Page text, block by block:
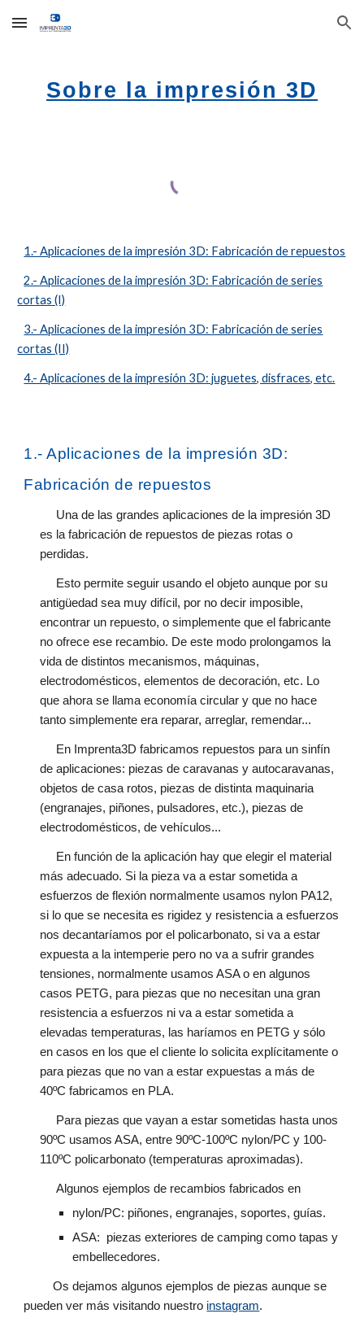
Skip to main content Skip to navigation
Sobre la impresión 3D
1.- Aplicaciones de la impresión 3D: Fabricación de repuestos
2.- Aplicaciones de la impresión 3D: Fabricación de series
cortas (I)
3.- Aplicaciones de la impresión 3D: Fabricación de series
cortas (II)
4.- Aplicaciones de la impresión 3D: juguetes, disfraces, etc.
1.- Aplicaciones de la impresión 3D:
Fabricación de repuestos
Una de las grandes aplicaciones de la impresión 3D
es la fabricación de repuestos de piezas rotas o
perdidas.
Esto permite seguir usando el objeto aunque por su
antigüedad sea muy difícil, por no decir imposible,
encontrar un repuesto, o simplemente que el fabricante
no ofrece ese recambio. De este modo prolongamos la
vida de distintos mecanismos, máquinas,
electrodomésticos, elementos de decoración, etc. Lo
que ahora se llama economía circular y que no hace
tanto simplemente era reparar, arreglar, remendar...
En Imprenta3D fabricamos repuestos para un sinfín
de aplicaciones: piezas de caravanas y autocaravanas,
objetos de casa rotos, piezas de distinta maquinaria
(engranajes, piñones, pulsadores, etc.), piezas de
electrodomésticos, de vehículos...
En función de la aplicación hay que elegir el material
más adecuado. Si la pieza va a estar sometida a
esfuerzos de flexión normalmente usamos nylon PA12,
si lo que se necesita es rigidez y resistencia a esfuerzos
nos decantaríamos por el policarbonato, si va a estar
expuesta a la intemperie pero no va a sufrir grandes
tensiones, normalmente usamos ASA o en algunos
casos PETG, para piezas que no necesitan una gran
resistencia a esfuerzos ni va a estar sometida a
elevadas temperaturas, las haríamos en PETG y sólo
en casos en los que el cliente lo solicita explícitamente o
para piezas que no van a estar expuestas a más de
40ºC fabricamos en PLA.
Para piezas que vayan a estar sometidas hasta unos
90ºC usamos ASA, entre 90ºC-100ºC nylon/PC y 100-
110ºC policarbonato (temperaturas aproximadas).
Algunos ejemplos de recambios fabricados en
nylon/PC: piñones, engranajes, soportes, guías.
ASA: piezas exteriores de camping como tapas y
embellecedores.
Os dejamos algunos ejemplos de piezas aunque se
pueden ver más visitando nuestro instagram.